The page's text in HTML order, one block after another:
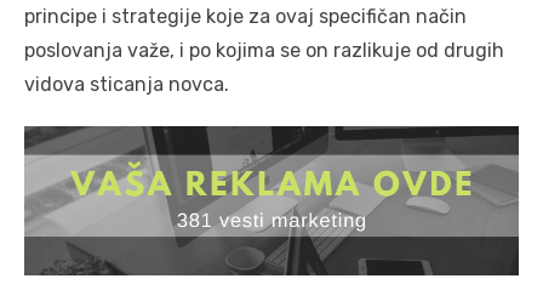
principe i strategije koje za ovaj specifičan način
poslovanja važe, i po kojima se on razlikuje od drugih
vidova sticanja novca.